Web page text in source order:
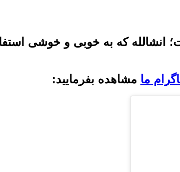
انشالله که به خوبی و خوشی
ما مشاهده بفرمایید: